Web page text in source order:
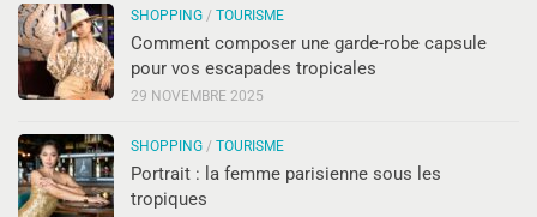
SHOPPING / TOURISME
Comment composer une garde-robe capsule
pour vos escapades tropicales
29 NOVEMBRE 2025
SHOPPING / TOURISME
Portrait : la femme parisienne sous les
tropiques